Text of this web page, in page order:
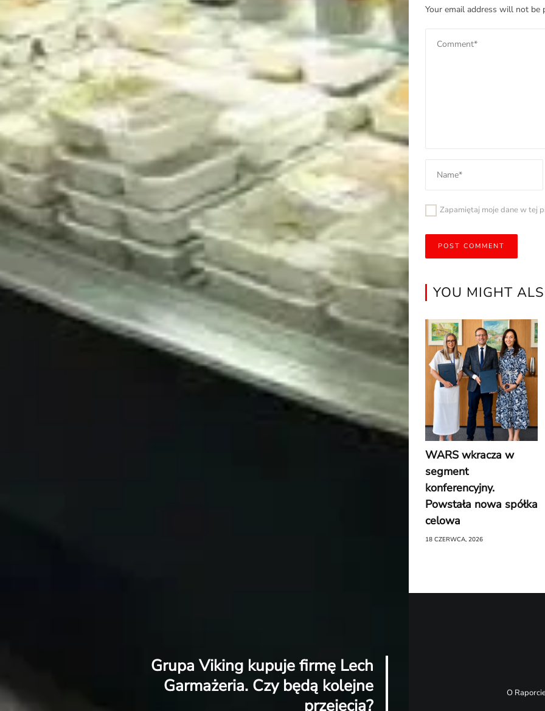
Grupa Viking kupuje firmę Lech
Garmażeria. Czy będą kolejne
przejęcia?
Your email address will not be
Zapamiętaj moje dane w tej
YOU MIGHT
WARS wkracza w
segment
konferencyjny.
Powstała nowa spółka
celowa
18 CZERWCA, 2026
O